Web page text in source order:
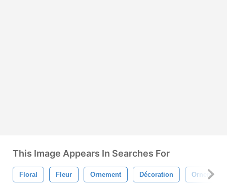
This Image Appears In Searches For
Floral Fleur Ornement Décoration